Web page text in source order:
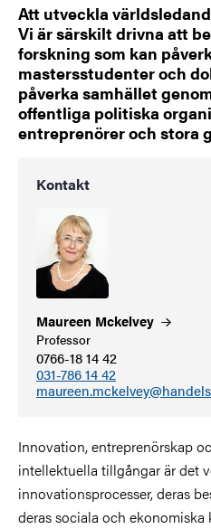
Att utveckla
Vi är särskilt drivna att
forskning som kan
mastersstudenter och
påverka samhället
offentliga politiska
entreprenörer och stora
Kontakt
Maureen Mckelvey
Professor
0766-18 14 42
031-786 14 42
Innovation, entreprenörskap
intellektuella tillgångar är det
innovationsprocesser, deras
deras sociala och ekonomiska